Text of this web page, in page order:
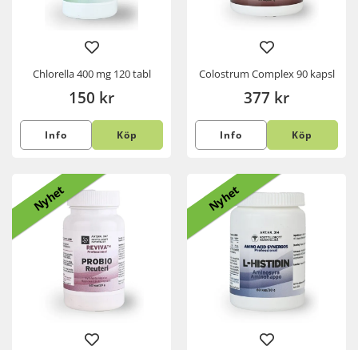
Chlorella 400 mg 120 tabl
150 kr
Info Köp
Colostrum Complex 90 kapsl
377 kr
Info Köp
Nyhet Nyhet